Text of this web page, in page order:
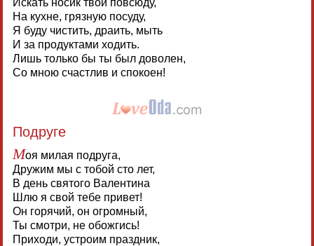
На кухне, грязную посуду,
Я буду чистить, драить, мыть
И за продуктами ходить.
Лишь только бы ты был доволен,
Со мною счастлив и спокоен!
Подруге
Моя милая подруга,
Дружим мы с тобой сто лет,
В день святого Валентина
Шлю я свой тебе привет!
Он горячий, он огромный,
Ты смотри, не обожгись!
Приходи, устроим праздник,